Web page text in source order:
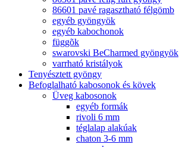
86601 pavé ragasztható félgömb
egyéb gyöngyök
egyéb kabochonok
függõk
swarovski BeCharmed gyöngyök
varrható kristályok
Tenyésztett gyöngy
Befoglalható kabosonok és kövek
Üveg kabosonok
egyéb formák
rivoli 6 mm
téglalap alakúak
chaton 3-6 mm